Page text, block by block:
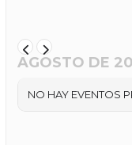
AGOSTO DE
NO HAY EVENTOS